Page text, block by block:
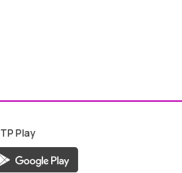
Play